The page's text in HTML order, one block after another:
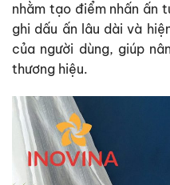
nhằm tạo điểm nhấn ấn
ghi dấu ấn lâu dài và
của người dùng, giúp
thương hiệu.